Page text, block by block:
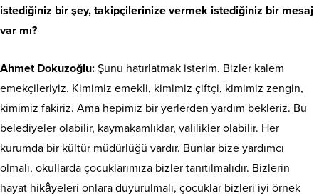
istediğiniz bir şey, takipçilerinize vermek istediğiniz bir mesaj
var mı?
Ahmet Dokuzoğlu: Şunu hatırlatmak isterim. Bizler kalem
emekçileriyiz. Kimimiz emekli, kimimiz çiftçi, kimimiz zengin,
kimimiz fakiriz. Ama hepimiz bir yerlerden yardım bekleriz. Bu
belediyeler olabilir, kaymakamlıklar, valilikler olabilir. Her
kurumda bir kültür müdürlüğü vardır. Bunlar bize yardımcı
olmalı, okullarda çocuklarımıza bizler tanıtılmalıdır. Bizlerin
hayat hikâyeleri onlara duyurulmalı, çocuklar bizleri iyi örnek